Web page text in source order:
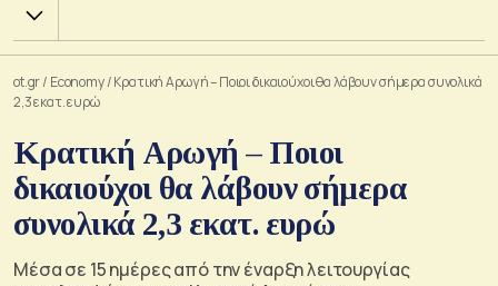
Χ.Α.
ot.gr/ Economy/Κρατική Αρωγή – Ποιοι δικαιούχοι θα λάβουν σήμερα συνολικά
2,3 εκατ. ευρώ
Κρατική Αρωγή – Ποιοι
δικαιούχοι θα λάβουν σήμερα
συνολικά 2,3 εκατ. ευρώ
Μέσα σε 15 ημέρες από την έναρξη λειτουργίας